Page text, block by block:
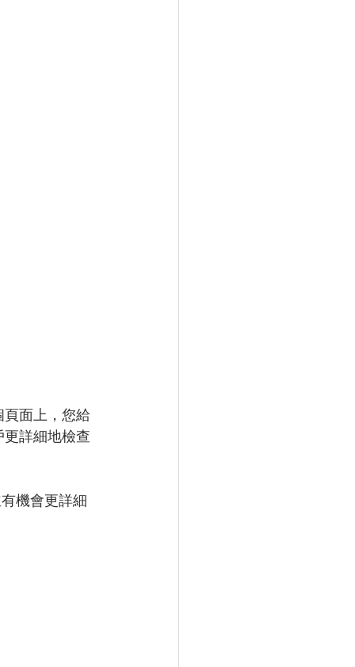
面上，您給
詳細地檢查
機會更詳細